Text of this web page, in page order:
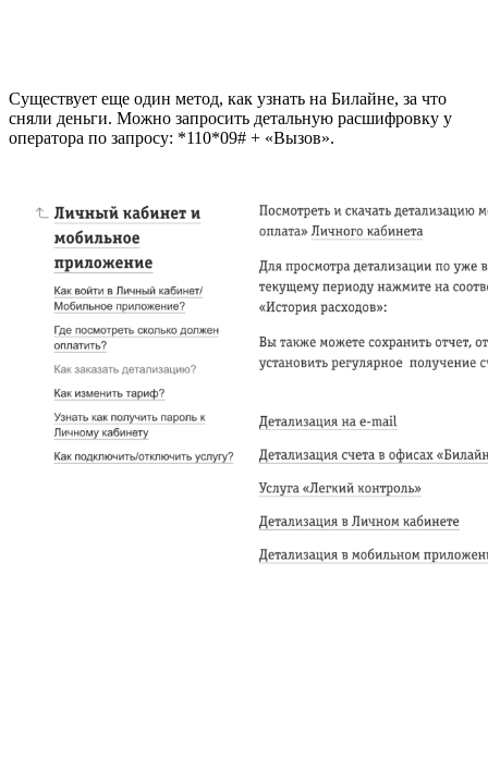
Существует еще один метод, как узнать на Билайне, за что
сняли деньги. Можно запросить детальную расшифровку у
оператора по запросу: *110*09# + «Вызов».